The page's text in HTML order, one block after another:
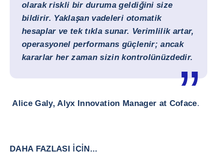
olarak riskli bir duruma geldiğini size
bildirir. Yaklaşan vadeleri otomatik
hesaplar ve tek tıkla sunar. Verimlilik artar,
operasyonel performans güçlenir; ancak
kararlar her zaman sizin kontrolünüzdedir.
Alice Galy, Alyx Innovation Manager at Coface.
DAHA FAZLASI İÇİN...